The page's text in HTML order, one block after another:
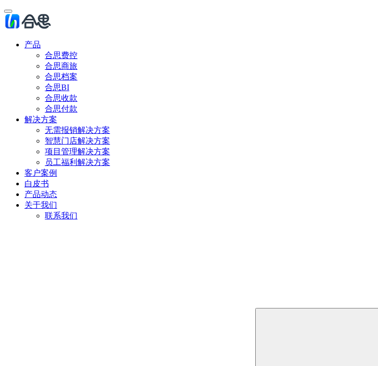
产品
合思费控
合思商旅
合思档案
合思BI
合思收款
合思付款
解决方案
无需报销解决方案
智慧门店解决方案
项目管理解决方案
员工福利解决方案
客户案例
白皮书
产品动态
关于我们
联系我们